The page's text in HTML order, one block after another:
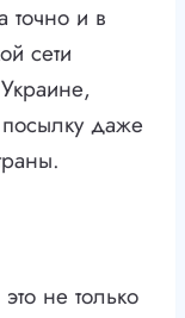
точно и в
сети
посылку даже
не только